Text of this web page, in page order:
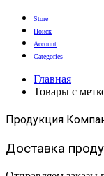
Store
Поиск
Account
Categories
Главная
Товары с
Продукция
Доставка